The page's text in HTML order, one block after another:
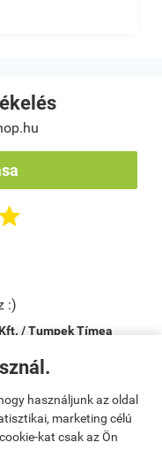
használjunk az oldal
marketing célú
kat csak az Ön
:)
/ Tumpek Tímea
|
|Rendelési feltételek